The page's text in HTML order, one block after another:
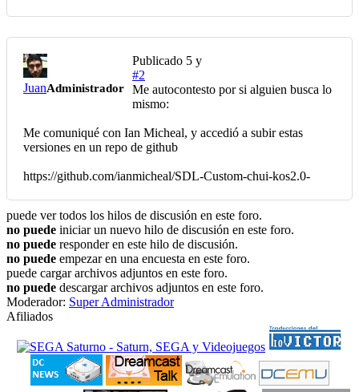
JuanAdministrador
Publicado 5 y
#2
Me autocontesto por si alguien busca lo
mismo:
Me comuniqué con Ian Micheal, y accedió a subir estas
versiones en un repo de github
https://github.com/ianmicheal/SDL-Custom-chui-kos2.0-
puede ver todos los hilos de discusión en este foro.
no puede iniciar un nuevo hilo de discusión en este foro.
no puede responder en este hilo de discusión.
no puede empezar en una encuesta en este foro.
puede cargar archivos adjuntos en este foro.
no puede descargar archivos adjuntos en este foro.
Moderador: Super Administrador
Afiliados